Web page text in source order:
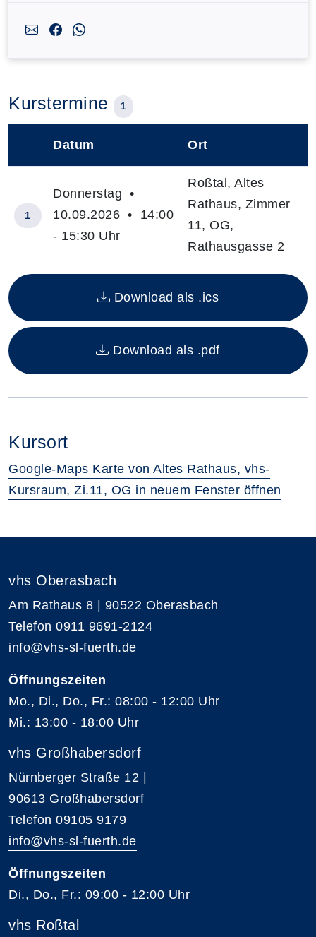
Kurstermine 1
Insgesamt gibt es 1 Termine zum diesen Kurs
Datum Ort
1
Donnerstag •
10.09.2026 • 14:00
- 15:30 Uhr
Roßtal, Altes
Rathaus, Zimmer
11, OG,
Rathausgasse 2
Download als .ics
Download als .pdf
Kursort
Google-Maps Karte von Altes Rathaus, vhs-
Kursraum, Zi.11, OG in neuem Fenster öffnen
vhs Oberasbach
Am Rathaus 8 | 90522 Oberasbach
Telefon 0911 9691-2124
info@vhs-sl-fuerth.de
Öffnungszeiten
Mo., Di., Do., Fr.: 08:00 - 12:00 Uhr
Mi.: 13:00 - 18:00 Uhr
vhs Großhabersdorf
Nürnberger Straße 12 |
90613 Großhabersdorf
Telefon 09105 9179
info@vhs-sl-fuerth.de
Öffnungszeiten
Di., Do., Fr.: 09:00 - 12:00 Uhr
vhs Roßtal